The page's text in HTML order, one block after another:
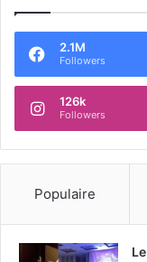
2.1M
Followers
126k
Followers
Populaire